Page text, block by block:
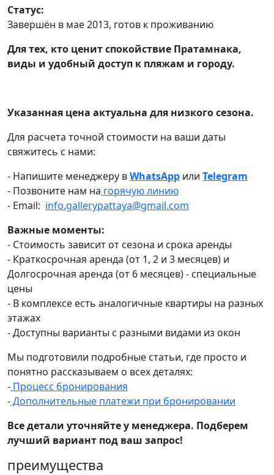
Статус:
Завершён в мае 2013, готов к проживанию
Для тех, кто ценит спокойствие Пратамнака,
виды и удобный доступ к пляжам и городу.
Указанная цена актуальна для низкого сезона.
Для расчета точной стоимости на ваши даты
свяжитесь с нами:
- Напишите менеджеру вWhatsApp или Telegram
- Позвоните нам на горячую линию
- Email: info.gallerypattaya@gmail.com
Важные моменты:
- Стоимость зависит от сезона и срока аренды
- Краткосрочная аренда (от 1, 2 и 3 месяцев) и
Долгосрочная аренда (от 6 месяцев) - специальные
цены
- В комплексе есть аналогичные квартиры на разных
этажах
- Доступны варианты с разными видами из окон
Мы подготовили подробные статьи, где просто и
понятно рассказываем о всех деталях:
- Процесс бронирования
-Дополнительные платежи при бронировании
Все детали уточняйте у менеджера. Подберем
лучший вариант под ваш запрос!
преимущества